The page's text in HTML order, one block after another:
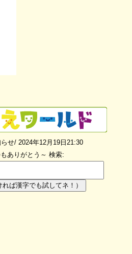
せ/ 2024年12月19日21:30
ありがとう～ 検索:
ば漢字でも試してネ！）